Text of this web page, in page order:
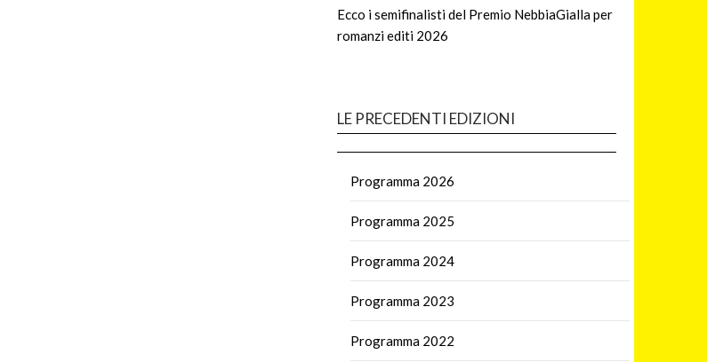
Ecco i semifinalisti del Premio NebbiaGialla per
romanzi editi 2026
LE PRECEDENTI EDIZIONI
Programma 2026
Programma 2025
Programma 2024
Programma 2023
Programma 2022